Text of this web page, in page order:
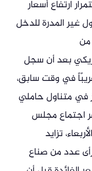
ارتفاع أسعار
غير المدرة للدخل
من
بعد أن سجل
في وقت سابق،
في متناول حاملي
اجتماع مجلس
تزايد
عدد من صناع